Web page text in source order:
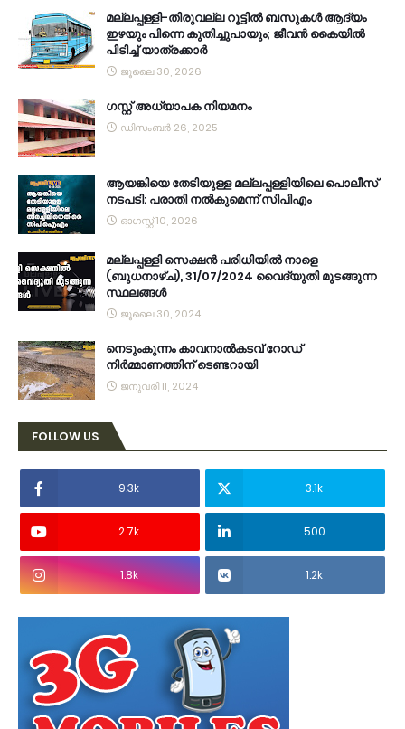
മല്ലപ്പള്ളി-തിരുവല്ല റൂട്ടിൽ ബസുകൾ ആദ്യം
ഇഴയും പിന്നെ കുതിച്ചുപായും; ജീവൻ കൈയിൽ
പിടിച്ച് യാത്രക്കാർ
ജൂലൈ 30, 2026
ഗസ്റ്റ് അധ്യാപക നിയമനം
ഡിസംബർ 26, 2025
ആയങ്കിയെ തേടിയുള്ള മല്ലപ്പള്ളിയിലെ പൊലീസ്
നടപടി: പരാതി നൽകുമെന്ന് സിപിഎം
ഓഗസ്റ്റ് 10, 2026
മല്ലപ്പള്ളി സെക്ഷൻ പരിധിയിൽ നാളെ
(ബുധനാഴ്ച), 31/07/2024 വൈദ്യുതി മുടങ്ങുന്ന
സ്ഥലങ്ങൾ
ജൂലൈ 30, 2024
നെടുംകുന്നം കാവനാല്‍കടവ് റോഡ്
നിര്‍മ്മാണത്തിന് ടെണ്ടറായി
ജനുവരി 11, 2024
FOLLOW US
9.3k 3.1k
2.7k 500
1.8k 1.2k